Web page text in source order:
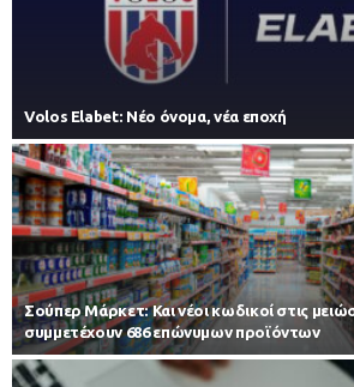
Volos Elabet: Νέο όνομα, νέα εποχή
Σούπερ Μάρκετ: Και νέοι κωδικοί στις
συμμετέχουν 686 επώνυμων προϊόντων